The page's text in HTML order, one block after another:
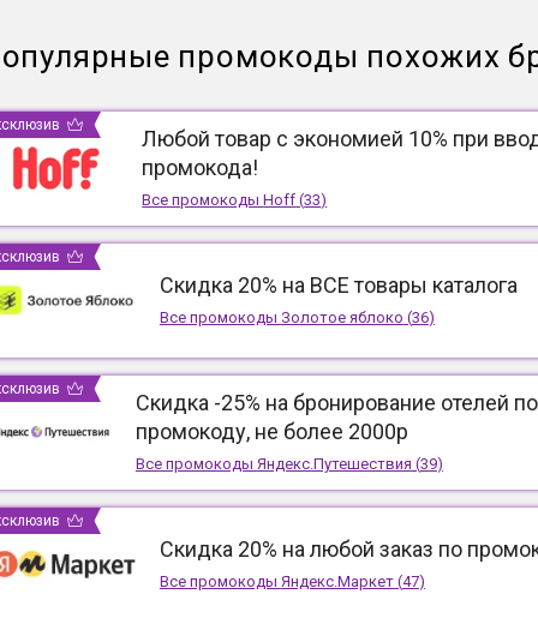
промокоды похожих
Любой товар с экономией 10% при
промокода!
Все промокодыHoff (33)
Скидка 20% на ВСЕ товары каталога
Все промокоды Золотое яблоко (36)
Скидка -25% на бронирование отелей по
промокоду, не более 2000р
Все промокоды Яндекс.Путешествия (39)
Скидка 20% на любой заказ по
Все промокоды Яндекс.Маркет(47)